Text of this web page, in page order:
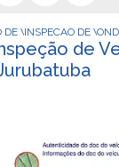
DE VEICULOS
INSPECAO DE
de